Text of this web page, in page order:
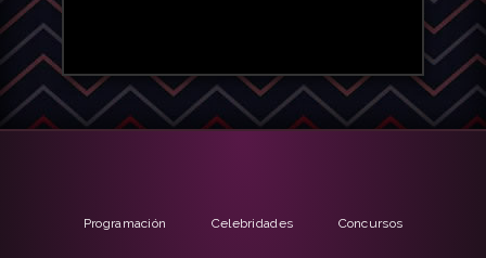
Programación Celebridades Concursos